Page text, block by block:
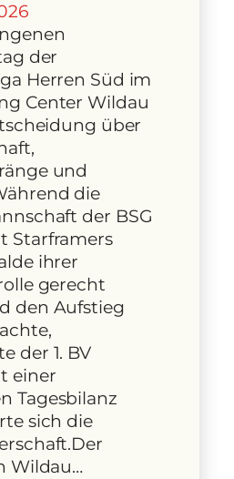
der
Herren Süd im
Center Wildau
über
und
die
der BSG
Starframers
ihrer
gerecht
den Aufstieg
der 1. BV
einer
Tagesbilanz
sich die
Wildau…